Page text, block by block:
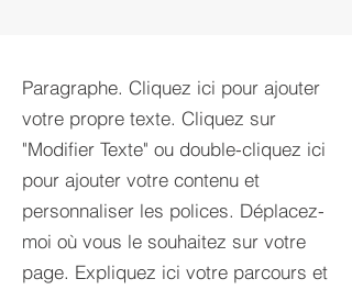
Paragraphe. Cliquez ici pour ajouter
votre propre texte. Cliquez sur
"Modifier Texte" ou double-cliquez ici
pour ajouter votre contenu et
personnaliser les polices. Déplacez-
moi où vous le souhaitez sur votre
page. Expliquez ici votre parcours et